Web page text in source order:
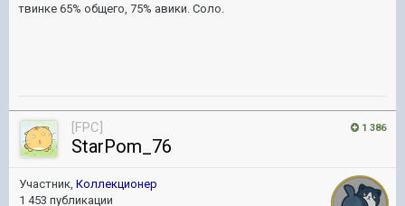
твинке 65% общего, 75% авики. Соло.
1 386
[FPC]
StarPom_76
Участник, Коллекционер
1 453 публикации